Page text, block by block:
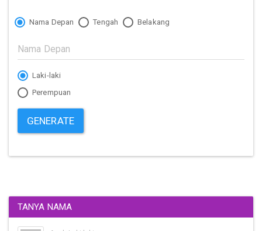
Nama Depan Tengah Belakang
Laki-laki
Perempuan
GENERATE
TANYA NAMA